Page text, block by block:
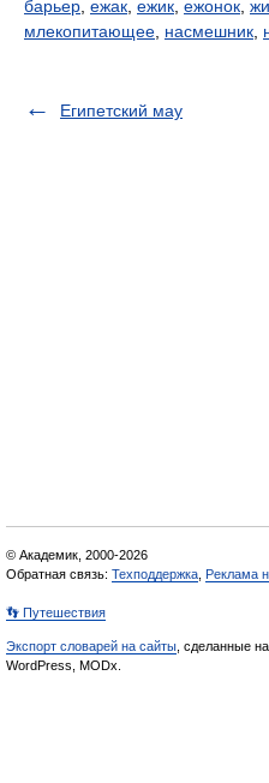
барьер ежак ежик ежонок
млекопитающее насмешник
Египетский мау
© Академик, 2000-2026
Обратная связь: Техподдержка Реклама
👣 Путешествия
Экспорт словарей на сайты , сделанные
WordPress, MODx.